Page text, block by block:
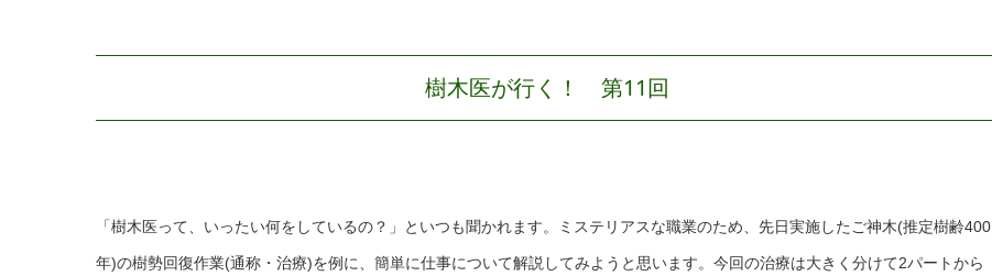
樹木医が行く！ 第11回
「樹木医って、いったい何をしているの？」といつも聞かれます。ミステリアスな職業のため、先日実施したご神木(推定樹齢400
年)の樹勢回復作業(通称・治療)を例に、簡単に仕事について解説してみようと思います。今回の治療は大きく分けて2パートから